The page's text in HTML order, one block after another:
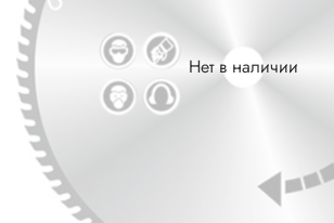
Нет в наличии